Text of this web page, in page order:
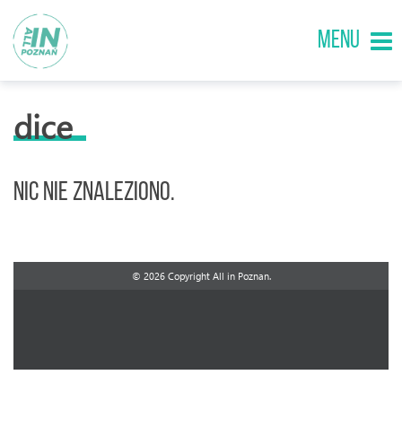
MENU
dice
Nic nie znaleziono.
© 2026 Copyright All in Poznan.